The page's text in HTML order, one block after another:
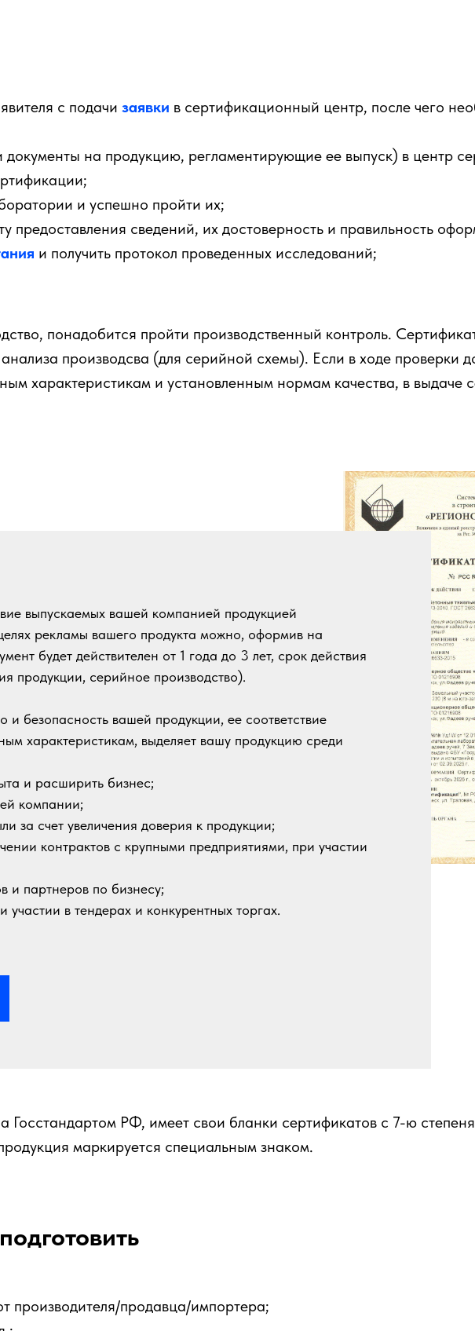
с подачи заявки в сертификационный центр, после чего
документы на продукцию, регламентирующие ее выпуск) в центр
и успешно пройти их;
предоставления сведений, их достоверность и правильность
и получить протокол проведенных исследований;
понадобится пройти производственный контроль.
производсва (для серийной схемы). Если в ходе проверки
характеристикам и установленным нормам качества, в выдаче
выпускаемых вашей компанией продукцией
рекламы вашего продукта можно, оформив на
будет действителен от 1 года до 3 лет, срок действия
продукции, серийное производство).
безопасность вашей продукции, ее соответствие
характеристикам, выделяет вашу продукцию среди
и расширить бизнес;
компании;
за счет увеличения доверия к продукции;
контрактов с крупными предприятиями, при участии
и партнеров по бизнесу;
в тендерах и конкурентных торгах.
Госстандартом РФ, имеет свои бланки сертификатов с 7-ю
маркируется специальным знаком.
производителя/продавца/импортера;